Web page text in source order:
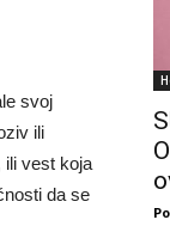
svoj
ili
ili vest koja
da se